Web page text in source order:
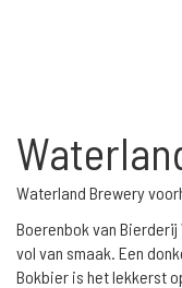
Waterland Brewery
Boerenbok van
vol van smaak. Een
Bokbier is het lekkerst